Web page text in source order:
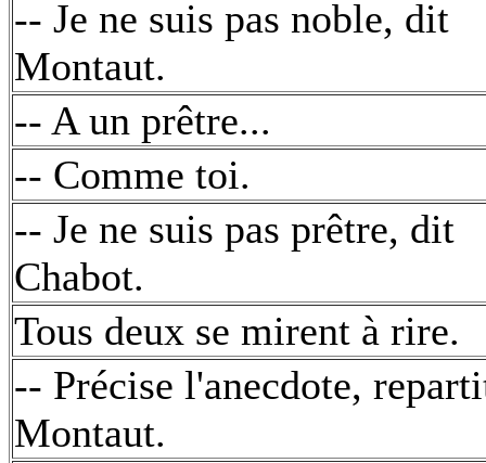
-- Je ne suis pas noble, dit
Montaut.
-- A un prêtre...
-- Comme toi.
-- Je ne suis pas prêtre, dit
Chabot.
Tous deux se mirent à rire.
-- Précise l'anecdote,
Montaut.